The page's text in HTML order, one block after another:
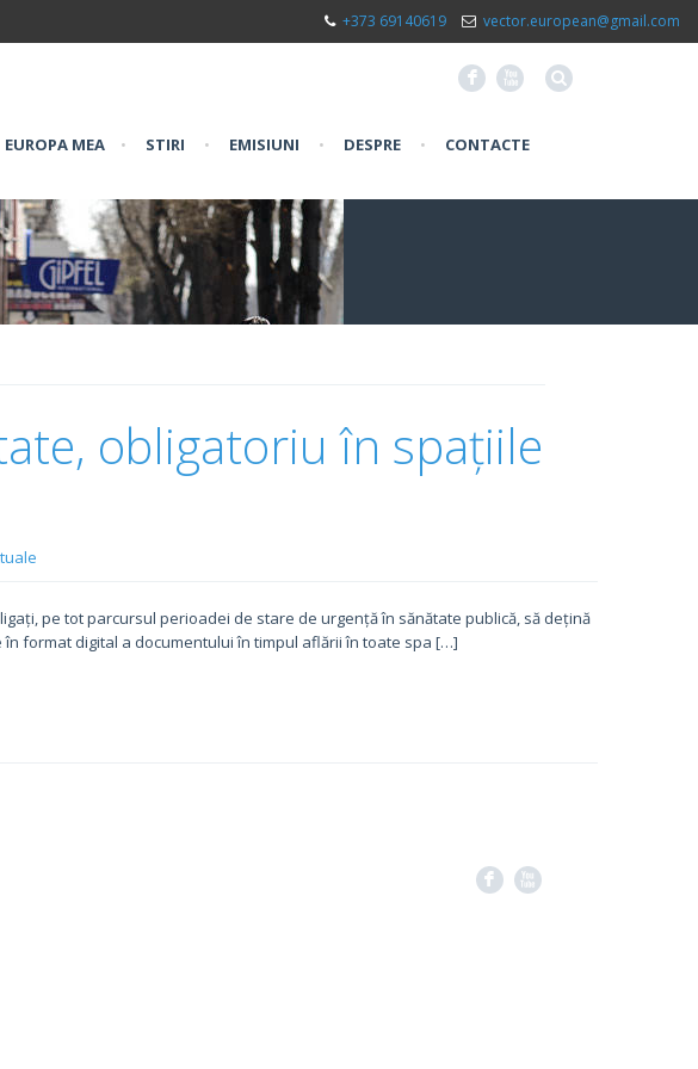
+373 69140619 vector.european@gmail.com
F X
EUROPA MEA • STIRI • EMISIUNI • DESPRE • CONTACTE
obligatoriu în spațiile
pe tot parcursul perioadei de stare de urgență în sănătate publică, să dețină
format digital a documentului în timpul aflării în toate spa […]
F X